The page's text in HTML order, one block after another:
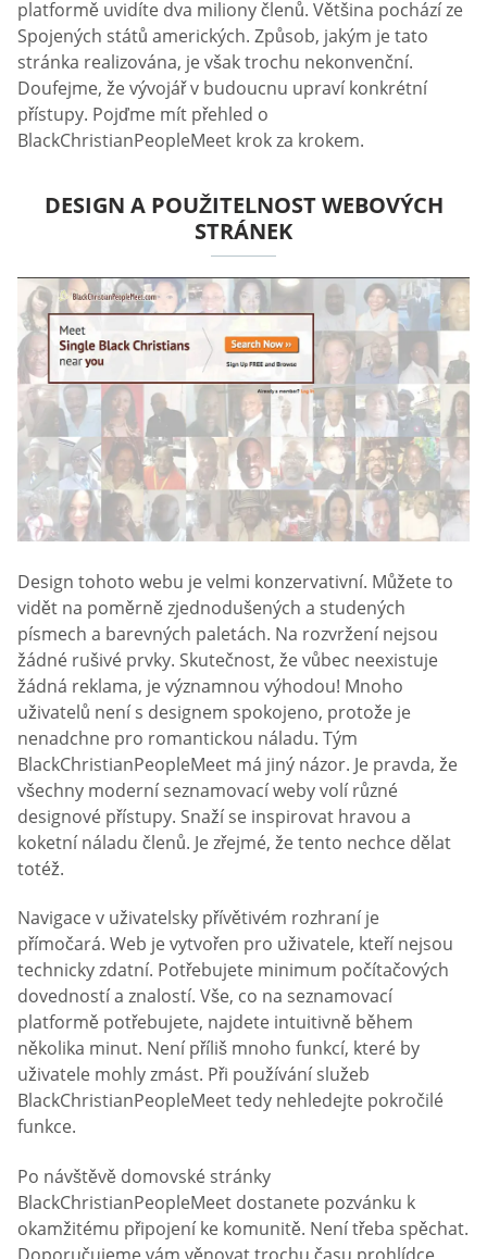
platformě uvidíte dva miliony členů. Většina pochází ze
Spojených států amerických. Způsob, jakým je tato
stránka realizována, je však trochu nekonvenční.
Doufejme, že vývojář v budoucnu upraví konkrétní
přístupy. Pojďme mít přehled o
BlackChristianPeopleMeet krok za krokem.
DESIGN A POUŽITELNOST WEBOVÝCH
STRÁNEK
Design tohoto webu je velmi konzervativní. Můžete to
vidět na poměrně zjednodušených a studených
písmech a barevných paletách. Na rozvržení nejsou
žádné rušivé prvky. Skutečnost, že vůbec neexistuje
žádná reklama, je významnou výhodou! Mnoho
uživatelů není s designem spokojeno, protože je
nenadchne pro romantickou náladu. Tým
BlackChristianPeopleMeet má jiný názor. Je pravda, že
všechny moderní seznamovací weby volí různé
designové přístupy. Snaží se inspirovat hravou a
koketní náladu členů. Je zřejmé, že tento nechce dělat
totéž.
Navigace v uživatelsky přívětivém rozhraní je
přímočará. Web je vytvořen pro uživatele, kteří nejsou
technicky zdatní. Potřebujete minimum počítačových
dovedností a znalostí. Vše, co na seznamovací
platformě potřebujete, najdete intuitivně během
několika minut. Není příliš mnoho funkcí, které by
uživatele mohly zmást. Při používání služeb
BlackChristianPeopleMeet tedy nehledejte pokročilé
funkce.
Po návštěvě domovské stránky
BlackChristianPeopleMeet dostanete pozvánku k
okamžitému připojení ke komunitě. Není třeba spěchat.